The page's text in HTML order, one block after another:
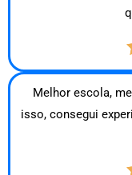
Melhor escola,
isso, consegui